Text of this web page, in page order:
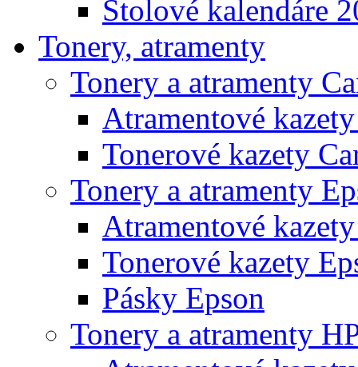
Stolové kalendáre
Tonery, atramenty
Tonery a atramenty
Atramentové
Tonerové kazety
Tonery a atramenty
Atramentové
Tonerové kazety
Pásky Epson
Tonery a atramenty